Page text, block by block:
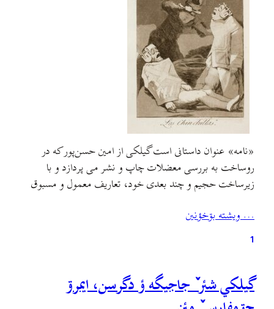
«نامه» عنوان داستانی است گیلکی از امین حسن‌پور که در
روساخت به بررسی معضلات چاپ و نشر می پردازد و با
زیرساخت حجیم و چند بعدی خود، تعاریف معمول و مسبوق
ناگزیر «نامه» فضای اجرایی محتوا را مستعد مفهومی می‌کند که
«نامه» برای تبیین…
… ويشته بۊخؤنين
1
گيلکي شئر ٚ جاجيگه ؤ دگرسن، ايمرۊ